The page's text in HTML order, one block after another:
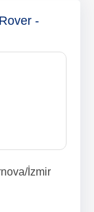
-
İzmir